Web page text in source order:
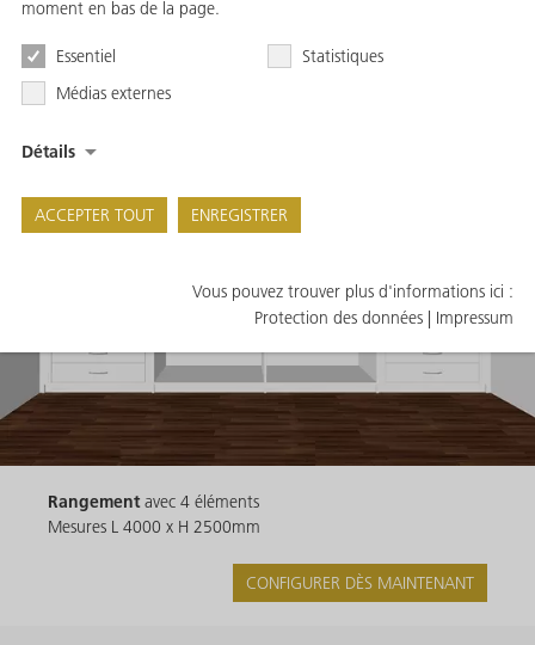
Rangement avec 4 éléments
Mesures L 4000 x H 2500mm
CONFIGURER DÈS MAINTENANT
moment en bas de la page.
Essentiel
Statistiques
Médias externes
Détails
ACCEPTER TOUT ENREGISTRER
Vous pouvez trouver plus d'informations ici :
Protection des données | Impressum